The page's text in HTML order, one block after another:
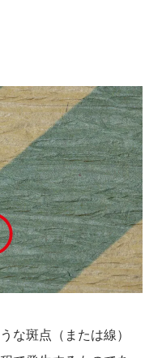
な斑点（または線）